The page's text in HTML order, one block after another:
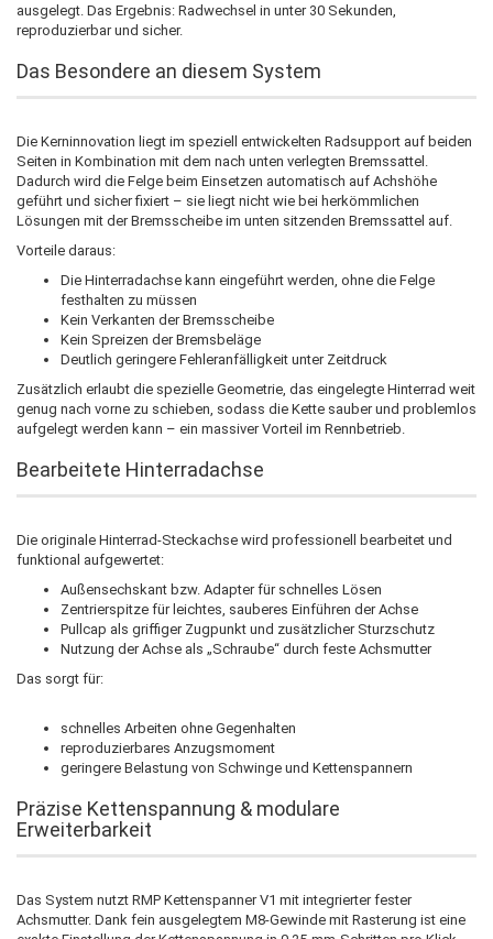
ausgelegt. Das Ergebnis: Radwechsel in unter 30 Sekunden,
reproduzierbar und sicher.
Das Besondere an diesem System
Die Kerninnovation liegt im speziell entwickelten Radsupport auf beiden
Seiten in Kombination mit dem nach unten verlegten Bremssattel.
Dadurch wird die Felge beim Einsetzen automatisch auf Achshöhe
geführt und sicher fixiert – sie liegt nicht wie bei herkömmlichen
Lösungen mit der Bremsscheibe im unten sitzenden Bremssattel auf.
Vorteile daraus:
Die Hinterradachse kann eingeführt werden, ohne die Felge
festhalten zu müssen
Kein Verkanten der Bremsscheibe
Kein Spreizen der Bremsbeläge
Deutlich geringere Fehleranfälligkeit unter Zeitdruck
Zusätzlich erlaubt die spezielle Geometrie, das eingelegte Hinterrad weit
genug nach vorne zu schieben, sodass die Kette sauber und problemlos
aufgelegt werden kann – ein massiver Vorteil im Rennbetrieb.
Bearbeitete Hinterradachse
Die originale Hinterrad-Steckachse wird professionell bearbeitet und
funktional aufgewertet:
Außensechskant bzw. Adapter für schnelles Lösen
Zentrierspitze für leichtes, sauberes Einführen der Achse
Pullcap als griffiger Zugpunkt und zusätzlicher Sturzschutz
Nutzung der Achse als „Schraube“ durch feste Achsmutter
Das sorgt für:
schnelles Arbeiten ohne Gegenhalten
reproduzierbares Anzugsmoment
geringere Belastung von Schwinge und Kettenspannern
Präzise Kettenspannung & modulare
Erweiterbarkeit
Das System nutzt RMP Kettenspanner V1 mit integrierter fester
Achsmutter. Dank fein ausgelegtem M8-Gewinde mit Rasterung ist eine